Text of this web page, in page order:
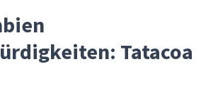
Tatacoa